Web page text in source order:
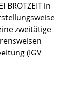
BROTZEIT in
zweitätige
(IGV